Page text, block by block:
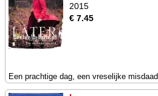
2015
€ 7.45
Een prachtige dag, een vreselijke misdaad